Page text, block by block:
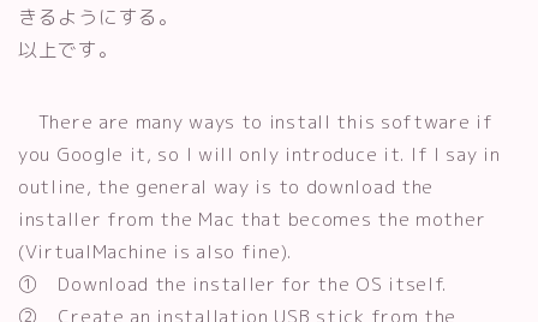
きるようにする。
以上です。
There are many ways to install this software if
you Google it, so I will only introduce it. If I say in
outline, the general way is to download the
installer from the Mac that becomes the mother
(VirtualMachine is also fine).
① Download the installer for the OS itself.
② Create an installation USB stick from the